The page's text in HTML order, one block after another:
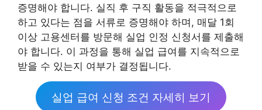
증명해야 합니다. 실직 후 구직 활동을 적극적으로
하고 있다는 점을 서류로 증명해야 하며, 매달 1회
이상 고용센터를 방문해 실업 인정 신청서를 제출해
야 합니다. 이 과정을 통해 실업 급여를 지속적으로
받을 수 있는지 여부가 결정됩니다.
실업 급여 신청 조건 자세히 보기